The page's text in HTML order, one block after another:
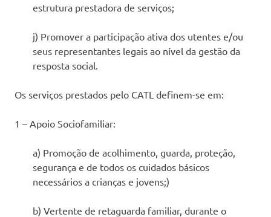
estrutura prestadora de serviços;
j) Promover a participação ativa dos utentes e/ou
seus representantes legais ao nível da gestão da
resposta social.
Os serviços prestados pelo CATL definem-se em:
1 – Apoio Sociofamiliar:
a) Promoção de acolhimento, guarda, proteção,
segurança e de todos os cuidados básicos
necessários a crianças e jovens;)
b) Vertente de retaguarda familiar, durante o